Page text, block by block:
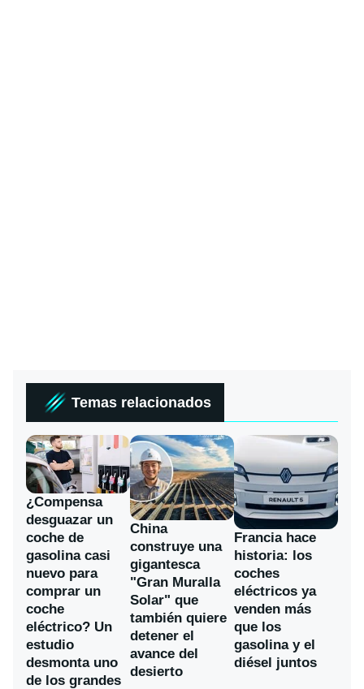
Temas relacionados
¿Compensa
desguazar un
coche de
gasolina casi
nuevo para
comprar un
coche
eléctrico? Un
estudio
desmonta uno
de los grandes
China
construye una
gigantesca
"Gran Muralla
Solar" que
también quiere
detener el
avance del
desierto
Francia hace
historia: los
coches
eléctricos ya
venden más
que los
gasolina y el
diésel juntos